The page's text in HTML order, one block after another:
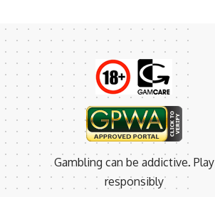
Gambling can be addictive. Play
responsibly